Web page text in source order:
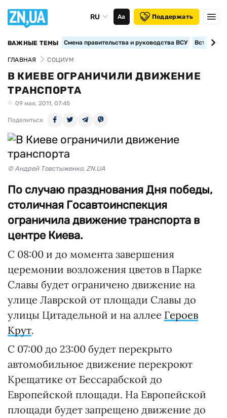
RU Аа Поддержать
ВАЖНЫЕ ТЕМЫ Смена правительства и руководства ВСУ
ГЛАВНАЯ СОЦИУМ
В КИЕВЕ ОГРАНИЧИЛИ ДВИЖЕНИЕ
ТРАНСПОРТА
09 мая, 2011, 07:45
Поделиться
© Андрей Товстыженко, ZN.UA
По случаю празднования Дня победы,
столичная Госавтоинспекция
ограничила движение транспорта в
центре Киева.
С 08:00 и до момента завершения
церемонии возложения цветов в Парке
Славы будет ограничено движение на
улице Лаврской от площади Славы до
улицы Цитадельной и на аллее Героев
Крут.
С 07:00 до 23:00 будет перекрыто
автомобильное движение перекроют
Крещатике от Бессарабской до
Европейской площади. На Европейской
площади будет запрещено движение до